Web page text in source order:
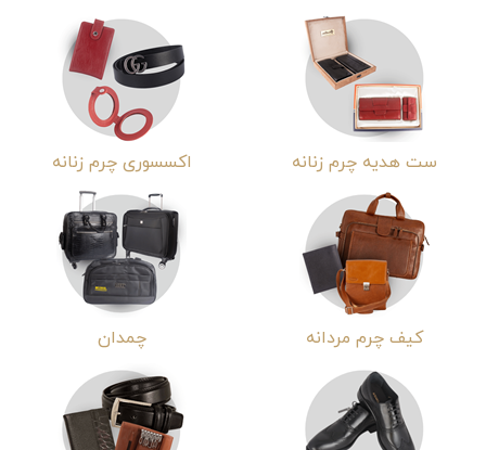
ست هدیه چرم زنانه اکسسوری چرم زنانه
کیف چرم مردانه چمدان